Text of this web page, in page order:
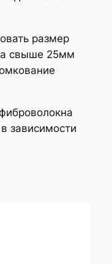
размер
свыше 25мм
зависимости